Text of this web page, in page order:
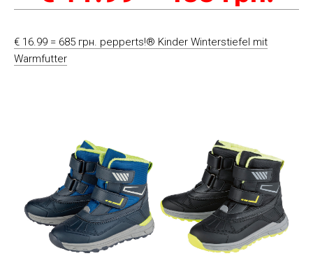
€ 16.99 = 685 грн. pepperts!® Kinder Winterstiefel mit
Warmfutter